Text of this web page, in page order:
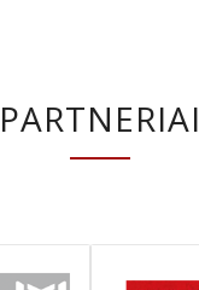
PARTNERIAI